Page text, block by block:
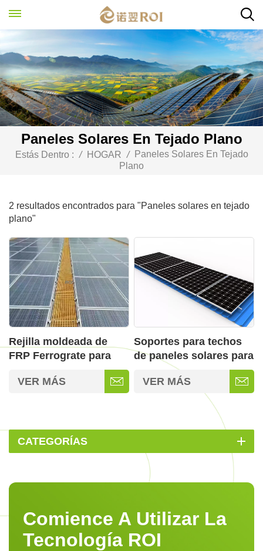
Paneles Solares En Tejado Plano
Estás Dentro : / HOGAR /
Paneles Solares En Tejado
Plano
2 resultados encontrados para "Paneles solares en tejado
plano"
Rejilla moldeada de
FRP Ferrograte para
montaje de paneles
solares
VER MÁS
Soportes para techos
de paneles solares para
todo tipo de techos
VER MÁS
CATEGORÍAS
Comience A Utilizar La
Tecnología ROI